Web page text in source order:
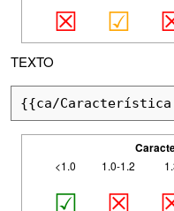
☒ ☑
TEXTO
{{ca/
<1.0
☑
1.0-1.2
☒